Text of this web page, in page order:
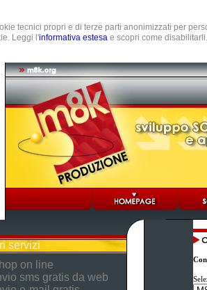
tecnici propri e di terze parti anonimizzati per
Leggi l'informativa estesa e scopri come disabilitarli.
servizi
on line
sms gratis da web